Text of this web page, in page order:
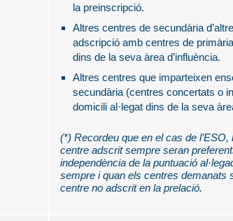
la preinscripció.
Altres centres de secundària
adscripció amb centres de
dins de la seva àrea d’influència.
Altres centres que imparteixen
secundària (centres concertats o
domicili al·legat dins de la seva
(*) Recordeu que en el cas de
centre adscrit sempre seran
independència de la puntuació
sempre i quan els centres demanats
centre no adscrit en la prelació.